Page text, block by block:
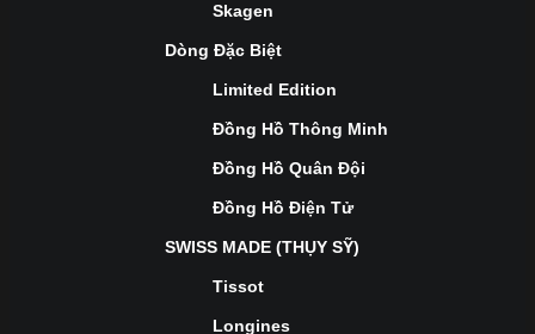
Skagen
Dòng Đặc Biệt
Limited Edition
Đồng Hồ Thông Minh
Đồng Hồ Quân Đội
Đồng Hồ Điện Tử
SWISS MADE (THỤY SỸ)
Tissot
Longines